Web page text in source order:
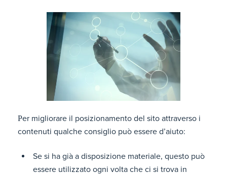
Per migliorare il posizionamento del sito attraverso i
contenuti qualche consiglio può essere d’aiuto:
Se si ha già a disposizione materiale, questo può
essere utilizzato ogni volta che ci si trova in